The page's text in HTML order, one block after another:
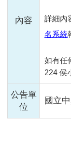
內容 詳細內
名系統
如有任
224 侯
公告單
位
國立